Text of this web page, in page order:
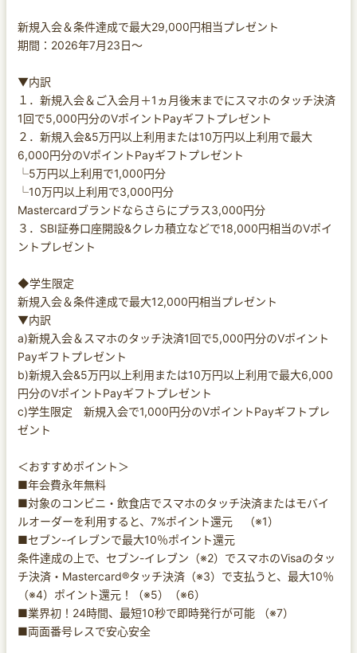
新規入会＆条件達成で最大29,000円相当プレゼント
期間：2026年7月23日～
▼内訳
１．新規入会＆ご入会月＋1ヵ月後末までにスマホのタッチ決済
1回で5,000円分のVポイントPayギフトプレゼント
２．新規入会&5万円以上利用または10万円以上利用で最大
6,000円分のVポイントPayギフトプレゼント
└5万円以上利用で1,000円分
└10万円以上利用で3,000円分
Mastercardブランドならさらにプラス3,000円分
３．SBI証券口座開設&クレカ積立などで18,000円相当のVポイ
ントプレゼント
◆学生限定
新規入会＆条件達成で最大12,000円相当プレゼント
▼内訳
a)新規入会＆スマホのタッチ決済1回で5,000円分のVポイント
Payギフトプレゼント
b)新規入会&5万円以上利用または10万円以上利用で最大6,000
円分のVポイントPayギフトプレゼント
c)学生限定 新規入会で1,000円分のVポイントPayギフトプレ
ゼント
＜おすすめポイント＞
■年会費永年無料
■対象のコンビニ・飲食店でスマホのタッチ決済またはモバイ
ルオーダーを利用すると、7%ポイント還元 （※1）
■セブン-イレブンで最大10％ポイント還元
条件達成の上で、セブン-イレブン（※2）でスマホのVisaのタッ
チ決済・Mastercard®タッチ決済（※3）で支払うと、最大10％
（※4）ポイント還元！（※5）（※6）
■業界初！24時間、最短10秒で即時発行が可能 （※7）
■両面番号レスで安心安全